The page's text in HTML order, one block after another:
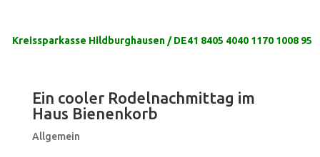
Kreissparkasse Hildburghausen / DE41 8405 4040 1170 1008 95
Ein cooler Rodelnachmittag im
Haus Bienenkorb
Allgemein